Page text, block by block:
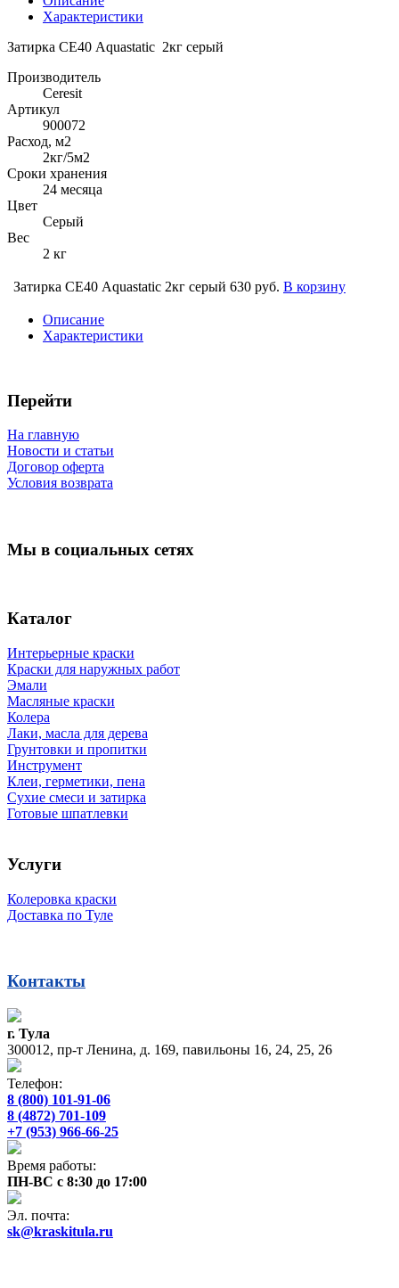
Характеристики
Затирка СЕ40 Aquastatic 2кг серый
Производитель
Ceresit
Артикул
900072
Расход, м2
2кг/5м2
Сроки хранения
24 месяца
Цвет
Серый
Вес
2 кг
Затирка СЕ40 Aquastatic 2кг серый 630 руб. В корзину
Описание
Характеристики
Перейти
На главную
Новости и статьи
Договор оферта
Условия возврата
Мы в социальных сетях
Каталог
Интерьерные краски
Краски для наружных работ
Эмали
Масляные краски
Колера
Лаки, масла для дерева
Грунтовки и пропитки
Инструмент
Клеи, герметики, пена
Сухие смеси и затирка
Готовые шпатлевки
Услуги
Колеровка краски
Доставка по Туле
Контакты
г. Тула
300012, пр-т Ленина, д. 169, павильоны 16, 24, 25, 26
Телефон:
8 (800) 101-91-06
8 (4872) 701-109
+7 (953) 966-66-25
Время работы:
ПН-ВС с 8:30 до 17:00
Эл. почта:
sk@kraskitula.ru